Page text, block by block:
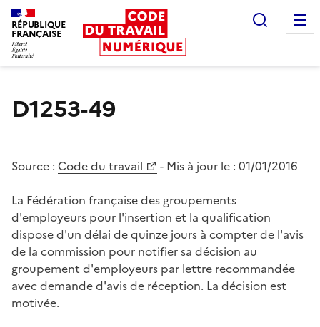
RÉPUBLIQUE
FRANÇAISE
D1253-49
Source : Code du travail - Mis à jour le : 01/01/2016
La Fédération française des groupements
d'employeurs pour l'insertion et la qualification
dispose d'un délai de quinze jours à compter de l'avis
de la commission pour notifier sa décision au
groupement d'employeurs par lettre recommandée
avec demande d'avis de réception. La décision est
motivée.